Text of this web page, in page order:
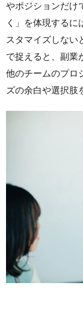
やポジションだけ
く」を体現するに
スタマイズしない
で捉えると、副業
他のチームのプロ
ズの余白や選択肢